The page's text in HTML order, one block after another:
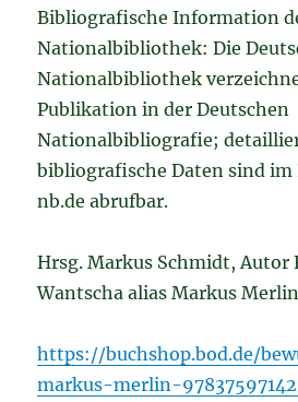
Bibliografische Information
Nationalbibliothek: Die
Nationalbibliothek
Publikation in der Deutschen
Nationalbibliografie;
bibliografische Daten sind
nb.de abrufbar.
Hrsg. Markus Schmidt, Autor
Wantscha alias Markus Merlin
https://buchshop.bod.de/
markus-merlin-